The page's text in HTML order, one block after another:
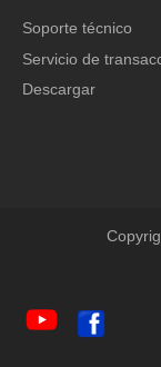
Soporte técnico
Servicio de
Descargar